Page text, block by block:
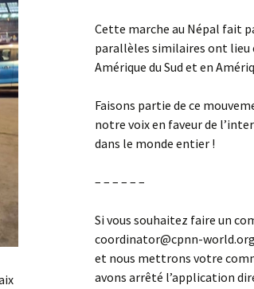
Cette marche au Népal fait
parallèles similaires ont lieu
Amérique du Sud et en
Faisons partie de ce
notre voix en faveur de
dans le monde entier !
– – – – – –
Si vous souhaitez faire un
coordinator@cpnn-
et nous mettrons votre
avons arrêté l’application